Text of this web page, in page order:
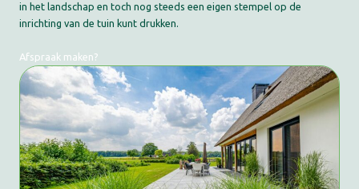
in het landschap en toch nog steeds een eigen stempel op de
inrichting van de tuin kunt drukken.
Afspraak maken?